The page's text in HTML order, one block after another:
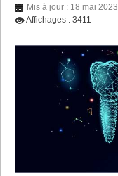
Mis à jour : 18 mai 2023
Affichages : 3411